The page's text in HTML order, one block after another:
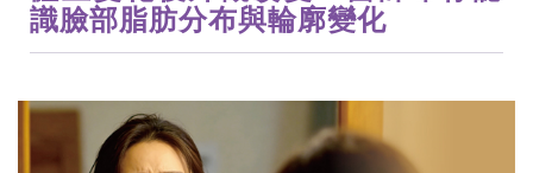
識臉部脂肪分布與輪廓變化